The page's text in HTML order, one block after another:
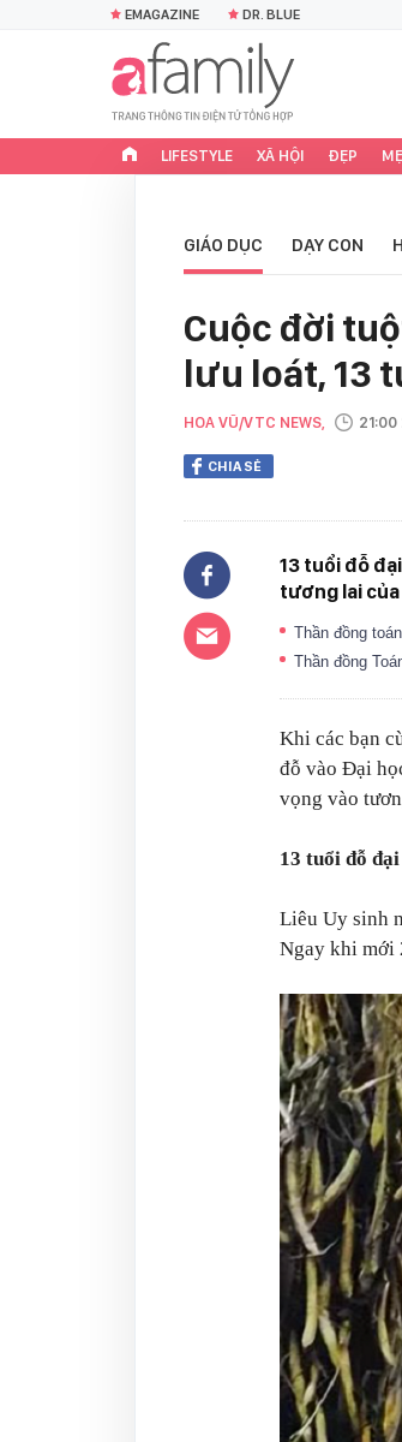
EMAGAZINE DR. BLUE
LIFESTYLE XÃ HỘI ĐẸP
GIÁO DỤC DẠY CON
Cuộc đời
lưu loát, 13
HOA VŨ/VTC NEWS,
CHIA SẺ
13 tuổi đỗ
tương lai của
Thần đồng
Thần đồng
Khi các bạn
đỗ vào Đại
vọng vào
13 tuổi đỗ đại
Liêu Uy sinh
Ngay khi mới